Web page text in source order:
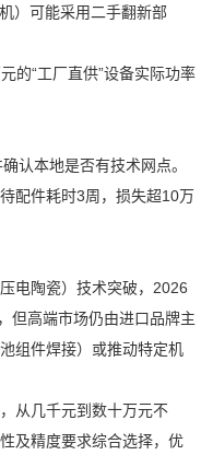
）可能采用二手翻新部
的“工厂直供”设备实际功率
认本地是否有技术网点。
配件耗时3周，损失超10万
电陶瓷）技术突破，2026
但高端市场仍由进口品牌主
组件焊接）或推动特定机
从几千元到数十万元不
及精度要求综合选择，优